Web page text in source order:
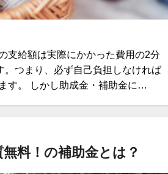
支給額は実際にかかった費用の2分
。つまり、必ず自己負担しなければ
す。 しかし助成金・補助金に…
料！の補助金とは？